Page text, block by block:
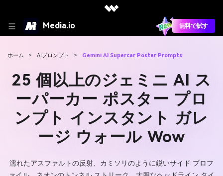
Media.io 無料で試す
ホーム > AIプロンプト > Gemini AI Supercar Poster Prompts
25 個以上のジェミニ AI ス
ーパーカー ポスター プロ
ンプト インスタント ガレ
ージ ウォール Wow
濡れたアスファルトの反射、カミソリのように鋭いサイド プロフ